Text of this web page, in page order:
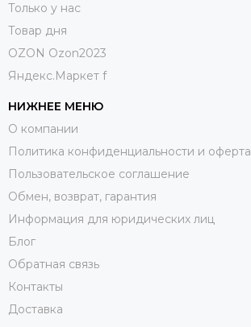
Только у нас
Товар дня
OZON Ozon2023
Яндекс.Маркет f
НИЖНЕЕ МЕНЮ
О компании
Политика конфиденциальности и оферта
Пользовательское соглашение
Обмен, возврат, гарантия
Информация для юридических лиц
Блог
Обратная связь
Контакты
Доставка